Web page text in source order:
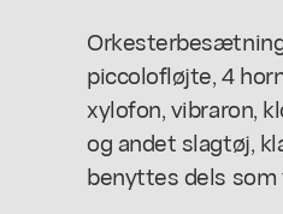
piccolofløjte, 4
xylofon, vibraron,
og andet slagtøj,
benyttes dels